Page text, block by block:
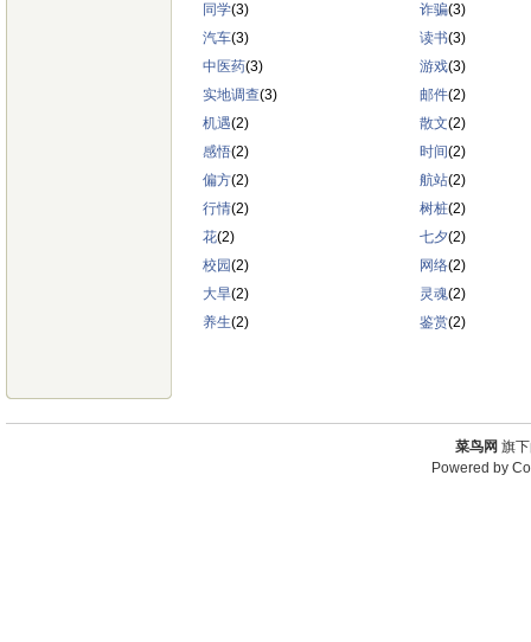
同学(3) 诈骗(3)
汽车(3) 读书(3)
中医药(3) 游戏(3)
实地调查(3) 邮件(2)
机遇(2) 散文(2)
感悟(2) 时间(2)
偏方(2) 航站(2)
行情(2) 树桩(2)
花(2) 七夕(2)
校园(2) 网络(2)
大旱(2) 灵魂(2)
养生(2) 鉴赏(2)
菜鸟网 旗
Powered by